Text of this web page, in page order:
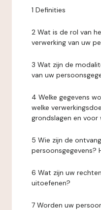
1 Definities
2 Wat is de rol van
verwerking van uw
3 Wat zijn de
van uw
4 Welke gegevens
welke
grondslagen en voor
5 Wie zijn de
persoonsgegevens?
6 Wat zijn uw
uitoefenen?
7 Worden uw